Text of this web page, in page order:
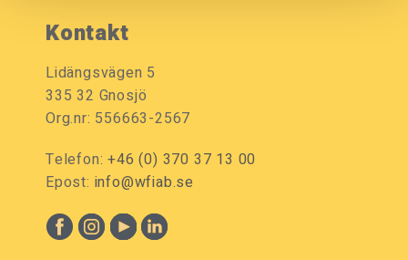
Kontakt
Lidängsvägen 5
335 32 Gnosjö
Org.nr: 556663-2567
Telefon:+46 (0) 370 37 13 00
Epost: info@wfiab.se